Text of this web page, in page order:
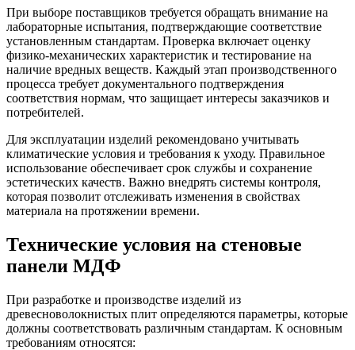
При выборе поставщиков требуется обращать внимание на
лабораторные испытания, подтверждающие соответствие
установленным стандартам. Проверка включает оценку
физико-механических характеристик и тестирование на
наличие вредных веществ. Каждый этап производственного
процесса требует документального подтверждения
соответствия нормам, что защищает интересы заказчиков и
потребителей.
Для эксплуатации изделий рекомендовано учитывать
климатические условия и требования к уходу. Правильное
использование обеспечивает срок службы и сохранение
эстетических качеств. Важно внедрять системы контроля,
которая позволит отслеживать изменения в свойствах
материала на протяжении времени.
Технические условия на стеновые
панели МДФ
При разработке и производстве изделий из
древесноволокнистых плит определяются параметры, которые
должны соответствовать различным стандартам. К основным
требованиям относятся: